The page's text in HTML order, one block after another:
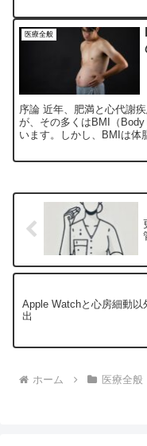
医療全般
序論 近年、肥満と心代謝
が、その多くはBMI（
います。しかし、BMIは体
Apple Watchと心房細動以
出
ホーム 医療全般